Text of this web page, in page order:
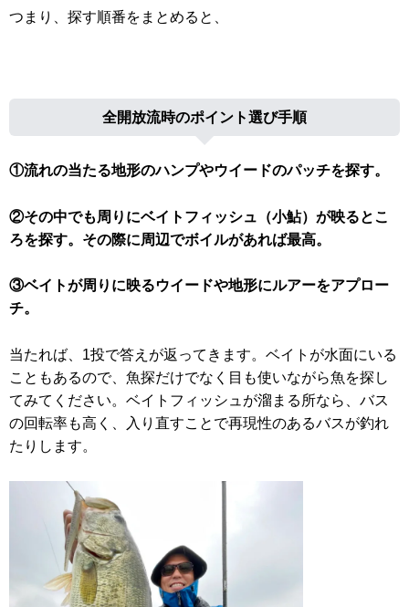
つまり、探す順番をまとめると、
全開放流時のポイント選び手順
①流れの当たる地形のハンプやウイードのパッチを探す。
②その中でも周りにベイトフィッシュ（小鮎）が映るとこ
ろを探す。その際に周辺でボイルがあれば最高。
③ベイトが周りに映るウイードや地形にルアーをアプロー
チ。
当たれば、1投で答えが返ってきます。ベイトが水面にいる
こともあるので、魚探だけでなく目も使いながら魚を探し
てみてください。ベイトフィッシュが溜まる所なら、バス
の回転率も高く、入り直すことで再現性のあるバスが釣れ
たりします。